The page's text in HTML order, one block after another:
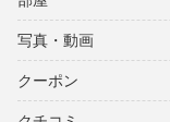
写真・動画
クーポン